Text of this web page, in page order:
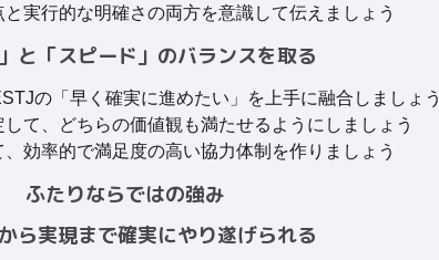
実行的な明確さの両方を意識して伝えましょう
と「スピード」のバランスを取る
の「早く確実に進めたい」を上手に融合しましょう
て、どちらの価値観も満たせるようにしましょう
効率的で満足度の高い協力体制を作りましょう
ふたりならではの強み
ら実現まで確実にやり遂げられる